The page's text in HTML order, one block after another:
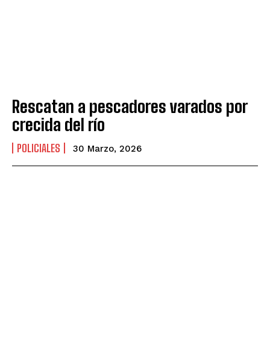
Rescatan a pescadores varados por
crecida del río
POLICIALES 30 Marzo, 2026